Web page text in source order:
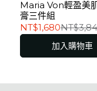
Maria Von輕盈美
膏三件組
NT$1,680
加入購物車